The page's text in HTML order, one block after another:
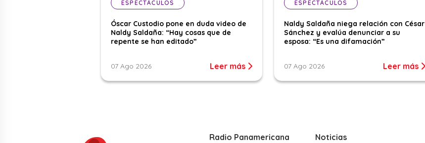
ESPECTÁCULOS
Óscar Custodio pone en duda video de
Naldy Saldaña: “Hay cosas que de
repente se han editado”
07 Ago 2026 Leer más
ESPECTÁCULOS
Naldy Saldaña niega relación con César
Sánchez y evalúa denunciar a su
esposa: “Es una difamación”
07 Ago 2026 Leer más
Radio Panamericana
Noticias